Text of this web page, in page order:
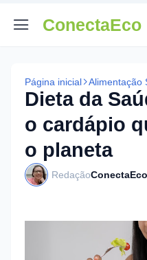
ConectaEco
Página inicial Alimentação
Dieta da
o cardápio
o planeta
RedaçãoConectaEco